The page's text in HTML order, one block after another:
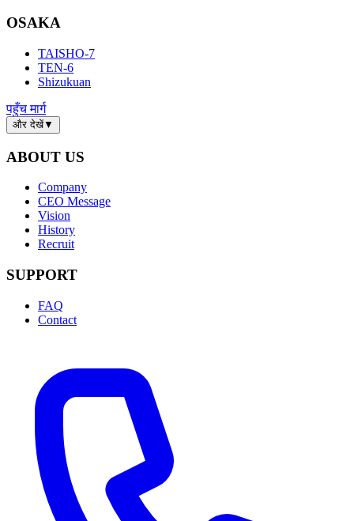
OSAKA
TAISHO-7
TEN-6
Shizukuan
पहुँच मार्ग
और देखें▼
ABOUT US
Company
CEO Message
Vision
History
Recruit
SUPPORT
FAQ
Contact